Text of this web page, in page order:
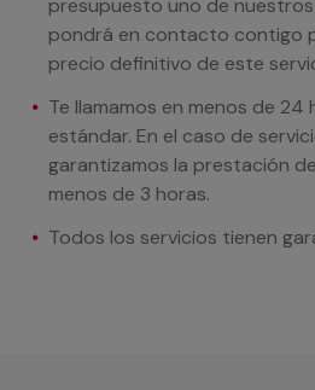
pondrá en contacto contigo
precio definitivo de este
Te llamamos en menos de 24
estándar. En el caso de
garantizamos la prestación
menos de 3 horas.
Todos los servicios tienen